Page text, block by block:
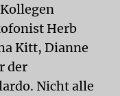
Herb
Kitt, Dianne
der
Nicht alle